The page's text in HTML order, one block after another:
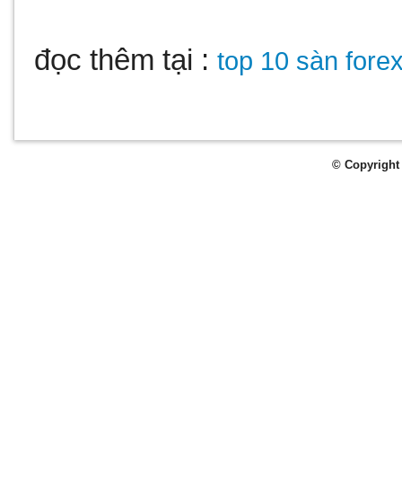
đọc thêm tại :top 10 sàn
© Copyright